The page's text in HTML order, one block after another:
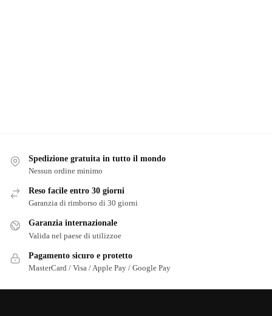
Spedizione gratuita in tutto il mondo
Nessun ordine minimo
Reso facile entro 30 giorni
Garanzia di rimborso di 30 giorni
Garanzia internazionale
Valida nel paese di utilizzoe
Pagamento sicuro e protetto
MasterCard / Visa / Apple Pay / Google Pay